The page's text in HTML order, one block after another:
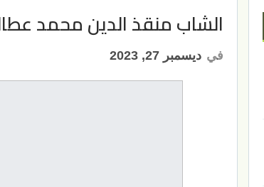
الشاب منقذ الدين محمد
في ديسمبر 27, 2023